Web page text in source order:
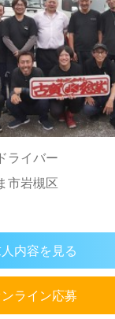
ライバー
市岩槻区
内容を見る
ライン応募